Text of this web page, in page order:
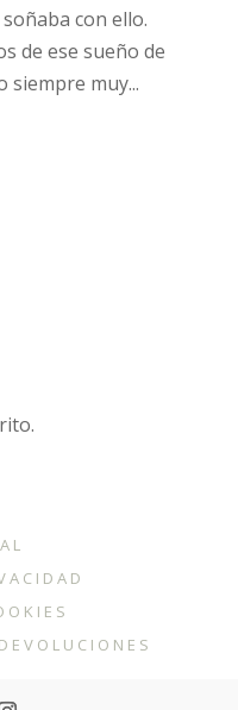
con ello.
de ese sueño de
siempre muy...